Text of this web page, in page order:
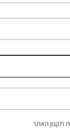
תקנון האתר